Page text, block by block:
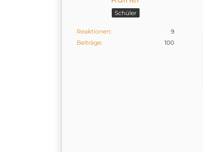
Schüler
Reaktionen
9
Beiträge
100